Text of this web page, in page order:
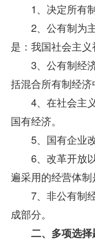
1、决定所有制
2、公有制为主
是：我国社会主义
3、公有制经济
括混合所有制经济
4、在社会主义
国有经济。
5、国有企业改
6、改革开放以
遍采用的经营体制
7、非公有制经
成部分。
二、多项选择